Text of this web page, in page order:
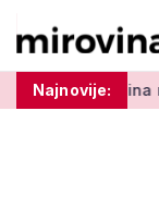
Najnovije:
tržnici prodaje